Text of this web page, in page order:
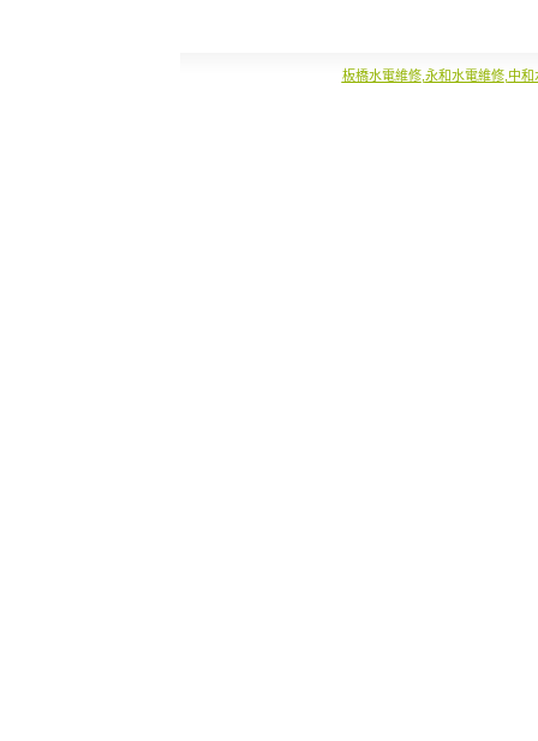
板橋水電維修, 永和水電維修, 中和